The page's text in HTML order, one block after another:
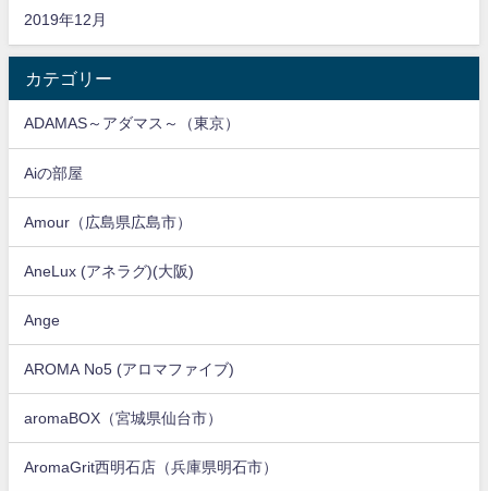
2019年12月
カテゴリー
ADAMAS～アダマス～（東京）
Aiの部屋
Amour（広島県広島市）
AneLux (アネラグ)(大阪)
Ange
AROMA No5 (アロマファイブ)
aromaBOX（宮城県仙台市）
AromaGrit西明石店（兵庫県明石市）